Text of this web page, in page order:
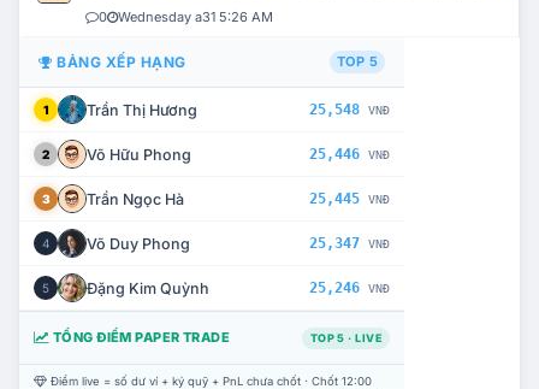
0 Wednesday a31 5:26 AM
BẢNG XẾP HẠNG TOP 5
1 Trần Thị Hương 25,548 VNĐ
2 Võ Hữu Phong 25,446 VNĐ
3 Trần Ngọc Hà 25,445 VNĐ
4 Võ Duy Phong 25,347 VNĐ
5 Đặng Kim Quỳnh 25,246 VNĐ
TỔNG ĐIỂM PAPER TRADE TOP 5 · LIVE
Điểm live = số dư ví + ký quỹ + PnL chưa chốt · Chốt 12:00